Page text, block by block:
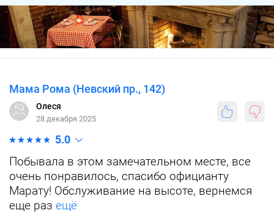
Мама Рома (Невский пр., 142)
Олеся
28 декабря 2025
5.0
Побывала в этом замечательном месте, все
очень понравилось, спасибо официанту
Марату! Обслуживание на высоте, вернемся
еще раз ещё